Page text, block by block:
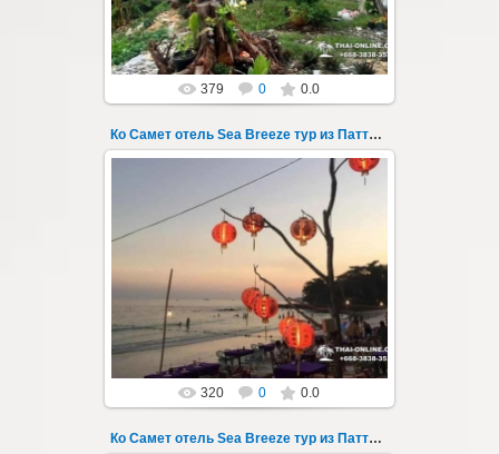
Thai-Online
379 0 0.0
Ко Самет отель Sea Breeze тур из Паттайи фото 136
01.08.2022
Экскурсия на остров Самет из Паттайи, с
ночевкой в отеле "Sea Breeze" на пляже Ао
Пхай - фотография 136
Запове...
Thai-Online
320 0 0.0
Ко Самет отель Sea Breeze тур из Паттайи фото 137